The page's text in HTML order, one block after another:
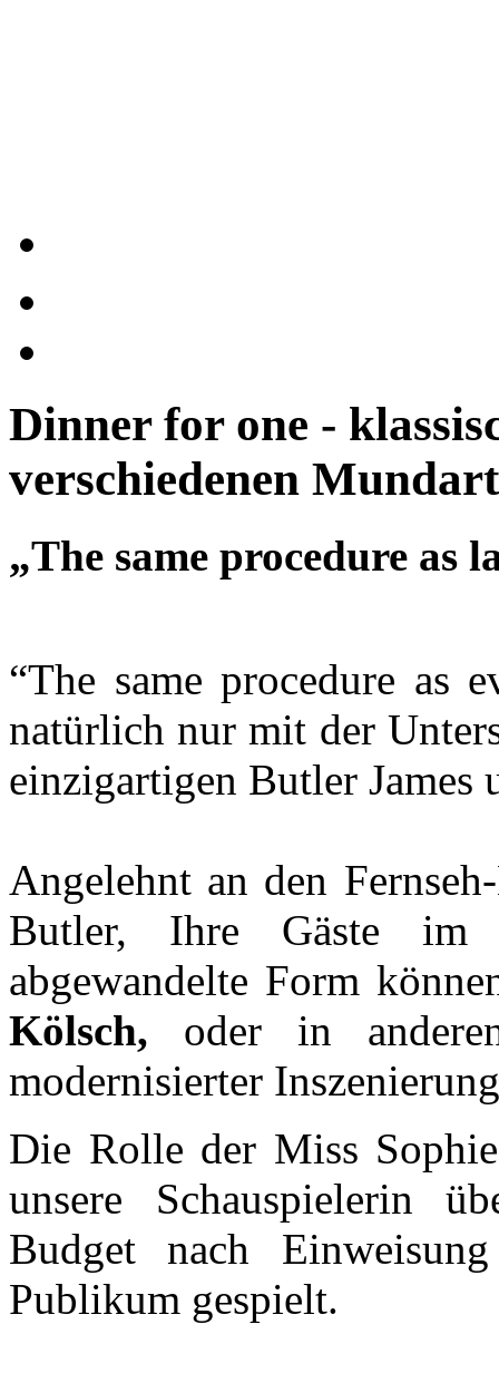
Dinner for one -
verschiedenen
„The same procedure as
“The same procedure as
natürlich nur mit der
einzigartigen Butler James
Angelehnt an den
Butler, Ihre Gäste im
abgewandelte Form
Kölsch, oder in
modernisierter
Die Rolle der Miss
unsere Schauspielerin
Budget nach
Publikum gespielt.